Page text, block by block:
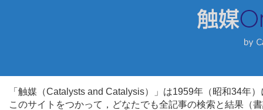
「触媒（Catalysts and Catalysis）」は1959年（昭和34年
このサイトをつかって，どなたでも全記事の検索と結果（